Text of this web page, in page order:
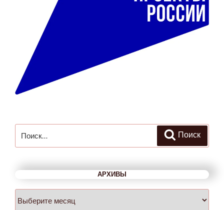
Поиск
АРХИВЫ